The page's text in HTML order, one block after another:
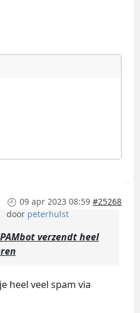
09 apr 2023 08:59 #25268
door peterhulst
verzendt heel
heel veel spam via